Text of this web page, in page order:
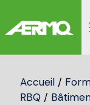
content
Accueil /
RBQ /